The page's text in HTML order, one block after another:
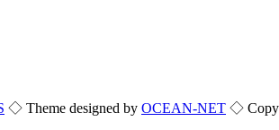
◇ Theme designed by OCEAN-NET ◇